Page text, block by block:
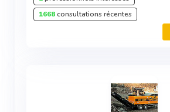
1668consultations récentes